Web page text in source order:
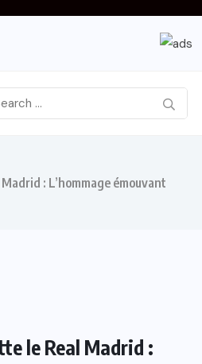
: L’hommage émouvant
le Real Madrid :